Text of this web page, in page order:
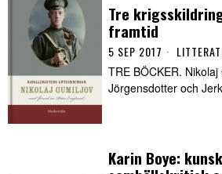
Tre
framtid
5 SEP 2017
TRE BÖCKER.
Jörgensdotter och
Karin Boye: